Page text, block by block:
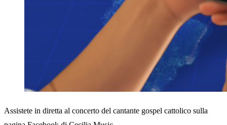
Assistete in diretta al concerto del cantante gospel cattolico sulla